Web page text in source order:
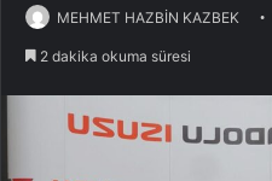
MEHMET HAZBİN KAZBEK
2 dakika okuma süresi